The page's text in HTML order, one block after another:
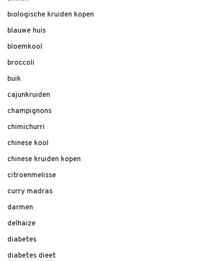
biologische kruiden kopen
blauwe huis
bloemkool
broccoli
buik
cajunkruiden
champignons
chimichurri
chinese kool
chinese kruiden kopen
citroenmelisse
curry madras
darmen
delhaize
diabetes
diabetes dieet